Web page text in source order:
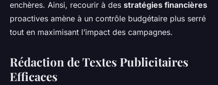
enchères. Ainsi, recourir à des stratégies financières
proactives amène à un contrôle budgétaire plus serré
tout en maximisant l’impact des campagnes.
Rédaction de Textes Publicitaires
Efficaces